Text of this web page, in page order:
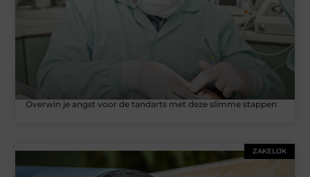
Overwin je angst voor de tandarts met deze slimme stappen
ZAKELIJK